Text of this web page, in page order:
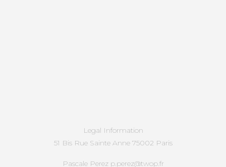
Legal Information
51 Bis Rue Sainte Anne 75002 Paris
Pascale Perez p.perez@twop.fr